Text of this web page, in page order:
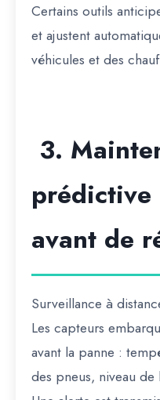
Certains outils
et ajustent
véhicules et des
3.
avant de
Surveillance à
Les capteurs
avant la panne :
des pneus, niveau